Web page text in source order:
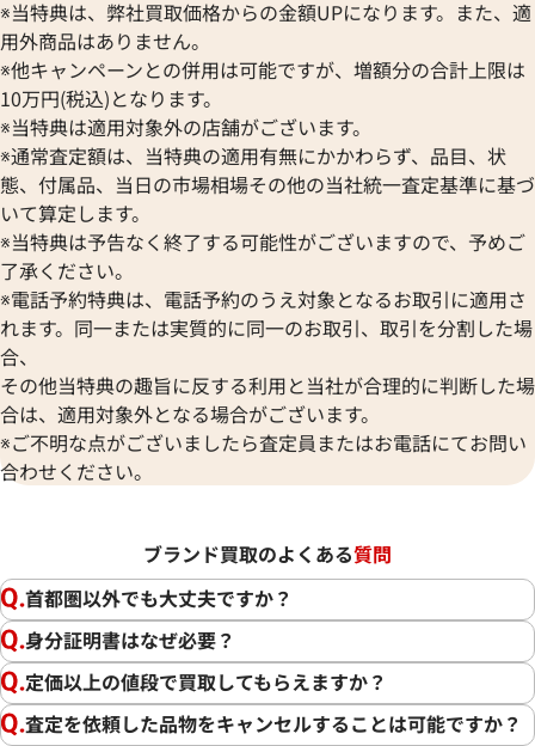
※当特典は、弊社買取価格からの金額UPになります。また、適
用外商品はありません。
※他キャンペーンとの併用は可能ですが、増額分の合計上限は
10万円(税込)となります。
※当特典は適用対象外の店舗がございます。
※通常査定額は、当特典の適用有無にかかわらず、品目、状
態、付属品、当日の市場相場その他の当社統一査定基準に基づ
いて算定します。
※当特典は予告なく終了する可能性がございますので、予めご
了承ください。
※電話予約特典は、電話予約のうえ対象となるお取引に適用さ
れます。同一または実質的に同一のお取引、取引を分割した場
合、
その他当特典の趣旨に反する利用と当社が合理的に判断した場
合は、適用対象外となる場合がございます。
※ご不明な点がございましたら査定員またはお電話にてお問い
合わせください。
ブランド買取のよくある質問
首都圏以外でも大丈夫ですか？
身分証明書はなぜ必要？
定価以上の値段で買取してもらえますか？
査定を依頼した品物をキャンセルすることは可能ですか？